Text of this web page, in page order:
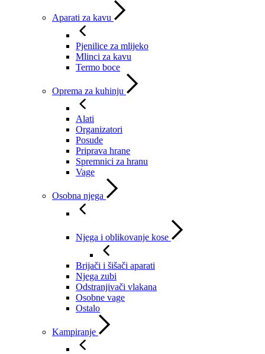
Aparati za kavu
Pjenilice za mlijeko
Mlinci za kavu
Termo boce
Oprema za kuhinju
Alati
Organizatori
Posude
Priprava hrane
Spremnici za hranu
Vage
Osobna njega
Njega i oblikovanje kose
Brijači i šišači aparati
Njega zubi
Odstranjivači vlakana
Osobne vage
Ostalo
Kampiranje